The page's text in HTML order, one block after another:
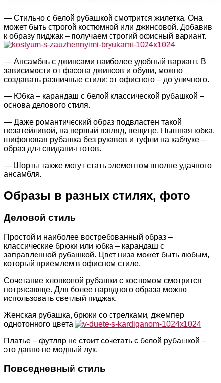
— Стильно с белой рубашкой смотрится жилетка. Она
может быть строгой костюмной или джинсовой. Добавив
к образу пиджак – получаем строгий офисный вариант.
— Ансамбль с джинсами наиболее удобный вариант. В
зависимости от фасона джинсов и обуви, можно
создавать различные стили: от офисного – до уличного.
— Юбка – карандаш с белой классической рубашкой –
основа делового стиля.
— Даже романтический образ подвластен такой
незатейливой, на первый взгляд, вещице. Пышная юбка,
шифоновая рубашка без рукавов и туфли на каблуке –
образ для свидания готов.
— Шорты также могут стать элементом вполне удачного
ансамбля.
Образы в разных стилях, фото
Деловой стиль
Простой и наиболее востребованный образ –
классические брюки или юбка – карандаш с
заправленной рубашкой. Цвет низа может быть любым,
который приемлем в офисном стиле.
Сочетание хлопковой рубашки с костюмом смотрится
потрясающе. Для более нарядного образа можно
использовать светлый пиджак.
Женская рубашка, брюки со стрелками, джемпер
однотонного цвета.
Платье – футляр не стоит сочетать с белой рубашкой –
это давно не модный лук.
Повседневный стиль